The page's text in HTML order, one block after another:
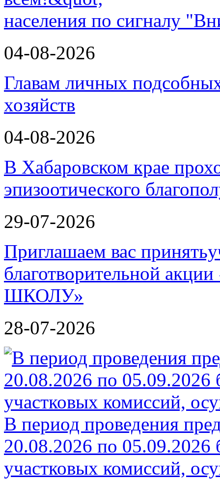
населения по сигналу
04-08-2026
Главам личных
хозяйств
04-08-2026
В Хабаровском крае
эпизоотического
29-07-2026
Приглашаем вас
благотворительной
ШКОЛУ»
28-07-2026
В период проведения
20.08.2026 по 05.09.2026
участковых комиссий,